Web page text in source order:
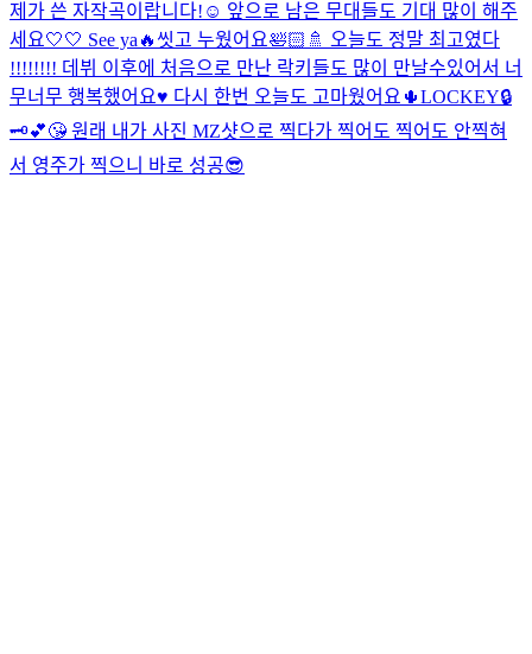
제가 쓴 자작곡이랍니다!☺️ 앞으로 남은 무대들도 기대 많이 해주
세요🤍🤍 See ya🔥 씻고 누웠어요🛀🏻🚿 오늘도 정말 최고였다
!!!!!!!! 데뷔 이후에 처음으로 만난 락키들도 많이 만날수있어서 너
무너무 행복했어요♥️ 다시 한번 오늘도 고마웠어요🌵LOCKEY🔒
🗝️💕😘 원래 내가 사진 MZ샷으로 찍다가 찍어도 찍어도 안찍혀
서 영주가 찍으니 바로 성공😎